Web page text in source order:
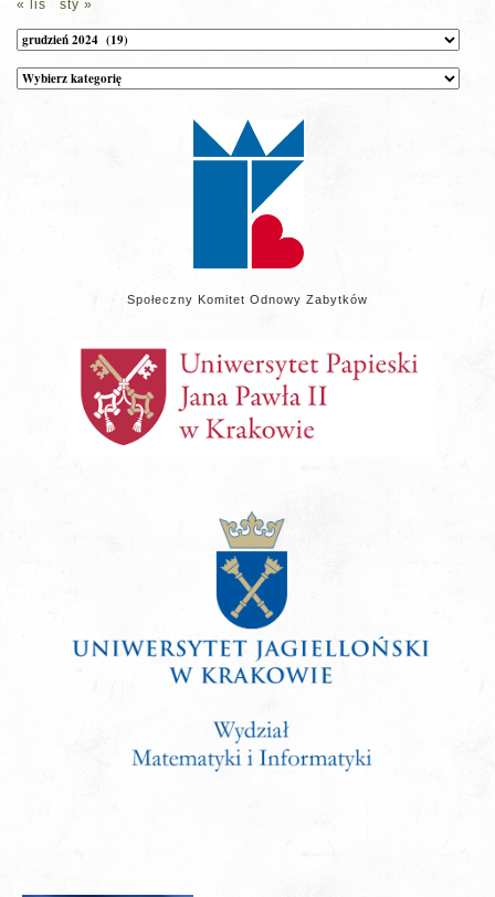
« lis sty »
Archiwum
Kategorie
wpisów
Społeczny Komitet Odnowy Zabytków